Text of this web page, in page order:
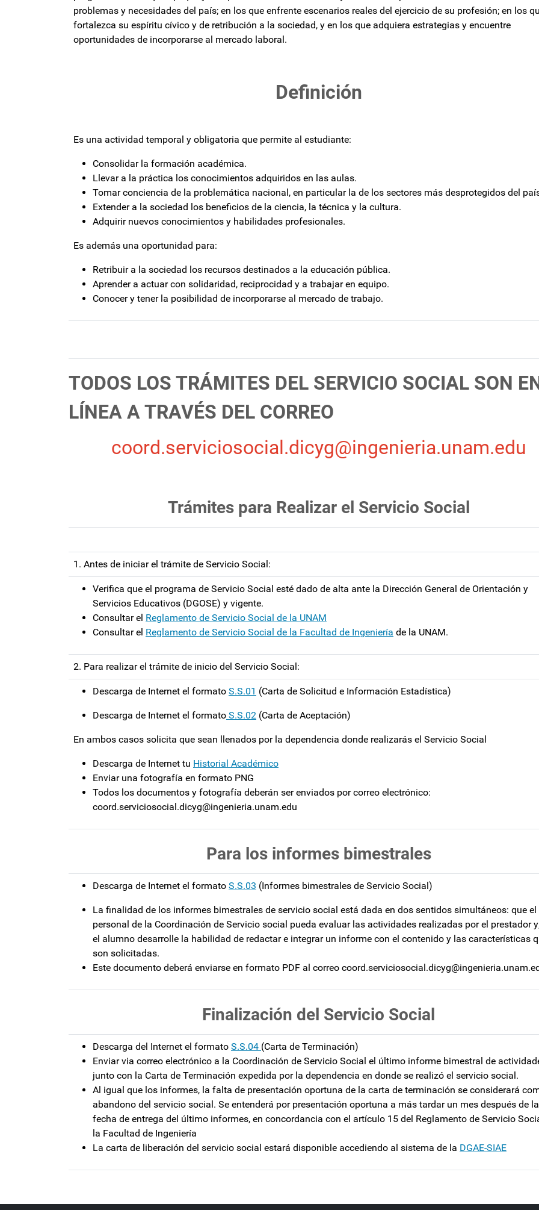
problemas y necesidades del país; en los que enfrente escenarios reales del ejercicio de su profesión; en los
fortalezca su espíritu cívico y de retribución a la sociedad, y en los que adquiera estrategias y encuentre
oportunidades de incorporarse al mercado laboral.
Definición
Es una actividad temporal y obligatoria que permite al estudiante:
Consolidar la formación académica.
Llevar a la práctica los conocimientos adquiridos en las aulas.
Tomar conciencia de la problemática nacional, en particular la de los sectores más desprotegidos del
Extender a la sociedad los beneficios de la ciencia, la técnica y la cultura.
Adquirir nuevos conocimientos y habilidades profesionales.
Es además una oportunidad para:
Retribuir a la sociedad los recursos destinados a la educación pública.
Aprender a actuar con solidaridad, reciprocidad y a trabajar en equipo.
Conocer y tener la posibilidad de incorporarse al mercado de trabajo.
TODOS LOS TRÁMITES DEL SERVICIO SOCIAL SON
LÍNEA A TRAVÉS DEL CORREO
coord.serviciosocial.dicyg@ingenieria.unam.edu
Trámites para Realizar el Servicio Social
1. Antes de iniciar el trámite de Servicio Social:
Verifica que el programa de Servicio Social esté dado de alta ante la Dirección General de Orientación y
Servicios Educativos (DGOSE) y vigente.
Consultar el Reglamento de Servicio Social de la UNAM
Consultar el Reglamento de Servicio Social de la Facultad de Ingeniería de la UNAM.
2. Para realizar el trámite de inicio del Servicio Social:
Descarga de Internet el formato S.S.01 (Carta de Solicitud e Información Estadística)
Descarga de Internet el formato S.S.02 (Carta de Aceptación)
En ambos casos solicita que sean llenados por la dependencia donde realizarás el Servicio Social
Descarga de Internet tu Historial Académico
Enviar una fotografía en formato PNG
Todos los documentos y fotografía deberán ser enviados por correo electrónico:
coord.serviciosocial.dicyg@ingenieria.unam.edu
Para los informes bimestrales
Descarga de Internet el formato S.S.03 (Informes bimestrales de Servicio Social)
La finalidad de los informes bimestrales de servicio social está dada en dos sentidos simultáneos: que el
personal de la Coordinación de Servicio social pueda evaluar las actividades realizadas por el prestador
el alumno desarrolle la habilidad de redactar e integrar un informe con el contenido y las características
son solicitadas.
Este documento deberá enviarse en formato PDF al correo
Finalización del Servicio Social
Descarga del Internet el formato S.S.04 (Carta de Terminación)
Enviar via correo electrónico a la Coordinación de Servicio Social el último informe bimestral de
junto con la Carta de Terminación expedida por la dependencia en donde se realizó el servicio social.
Al igual que los informes, la falta de presentación oportuna de la carta de terminación se considerará
abandono del servicio social. Se entenderá por presentación oportuna a más tardar un mes después de la
fecha de entrega del último informes, en concordancia con el artículo 15 del Reglamento de Servicio
la Facultad de Ingeniería
La carta de liberación del servicio social estará disponible accediendo al sistema de la DGAE-SIAE